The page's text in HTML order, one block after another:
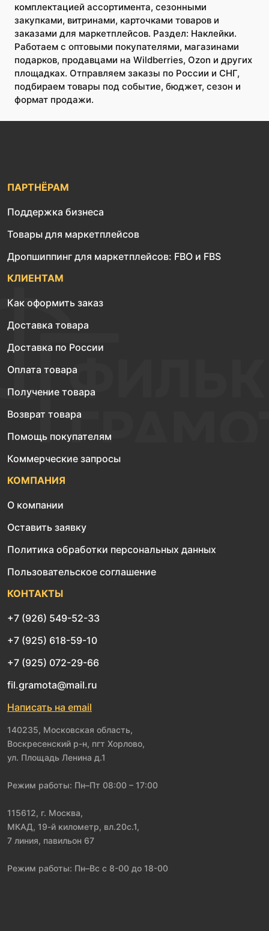
комплектацией ассортимента, сезонными
закупками, витринами, карточками товаров и
заказами для маркетплейсов. Раздел: Наклейки.
Работаем с оптовыми покупателями, магазинами
подарков, продавцами на Wildberries, Ozon и других
площадках. Отправляем заказы по России и СНГ,
подбираем товары под событие, бюджет, сезон и
формат продажи.
ПАРТНЁРАМ
Поддержка бизнеса
Товары для маркетплейсов
Дропшиппинг для маркетплейсов: FBO и FBS
КЛИЕНТАМ
Как оформить заказ
Доставка товара
Доставка по России
Оплата товара
Получение товара
Возврат товара
Помощь покупателям
Коммерческие запросы
КОМПАНИЯ
О компании
Оставить заявку
Политика обработки персональных данных
Пользовательское соглашение
КОНТАКТЫ
+7 (926) 549-52-33
+7 (925) 618-59-10
+7 (925) 072-29-66
fil.gramota@mail.ru
Написать на email
140235, Московская область,
Воскресенский р-н, пгт Хорлово,
ул. Площадь Ленина д.1
Режим работы: Пн–Пт 08:00 – 17:00
115612, г. Москва,
МКАД, 19-й километр, вл.20с.1,
7 линия, павильон 67
Режим работы: Пн–Вс с 8-00 до 18-00